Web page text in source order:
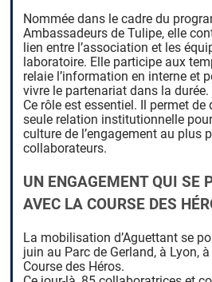
Nommée dans le cadre du
Ambassadeurs de Tulipe, elle
lien entre l’association et les
laboratoire. Elle participe aux
relaie l’information en interne et
vivre le partenariat dans la durée.
Ce rôle est essentiel. Il permet de
seule relation institutionnelle
culture de l’engagement au plus
collaborateurs.
UN ENGAGEMENT QUI SE
AVEC LA COURSE DES
La mobilisation d’Aguettant se
juin au Parc de Gerland, à Lyon,
Course des Héros.